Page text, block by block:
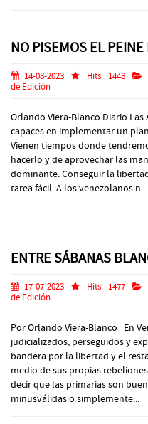
NO PISEMOS EL
14-08-2023 Hits: 1448
de Edición
Orlando Viera-Blanco Diario
capaces en implementar un
Vienen tiempos donde
hacerlo y de aprovechar las
dominante. Conseguir la
tarea fácil. A los venezolanos n...
ENTRE SÁBANAS
17-07-2023 Hits: 1477
de Edición
Por Orlando Viera-Blanco En
judicializados, perseguidos y
bandera por la libertad y el
medio de sus propias
decir que las primarias son
minusválidas o simplemente...